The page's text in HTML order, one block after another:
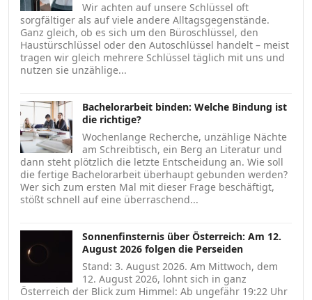
Wir achten auf unsere Schlüssel oft
sorgfältiger als auf viele andere Alltagsgegenstände.
Ganz gleich, ob es sich um den Büroschlüssel, den
Haustürschlüssel oder den Autoschlüssel handelt – meist
tragen wir gleich mehrere Schlüssel täglich mit uns und
nutzen sie unzählige...
Bachelorarbeit binden: Welche Bindung ist
die richtige?
Wochenlange Recherche, unzählige Nächte
am Schreibtisch, ein Berg an Literatur und
dann steht plötzlich die letzte Entscheidung an. Wie soll
die fertige Bachelorarbeit überhaupt gebunden werden?
Wer sich zum ersten Mal mit dieser Frage beschäftigt,
stößt schnell auf eine überraschend...
Sonnenfinsternis über Österreich: Am 12.
August 2026 folgen die Perseiden
Stand: 3. August 2026. Am Mittwoch, dem
12. August 2026, lohnt sich in ganz
Österreich der Blick zum Himmel: Ab ungefähr 19:22 Uhr